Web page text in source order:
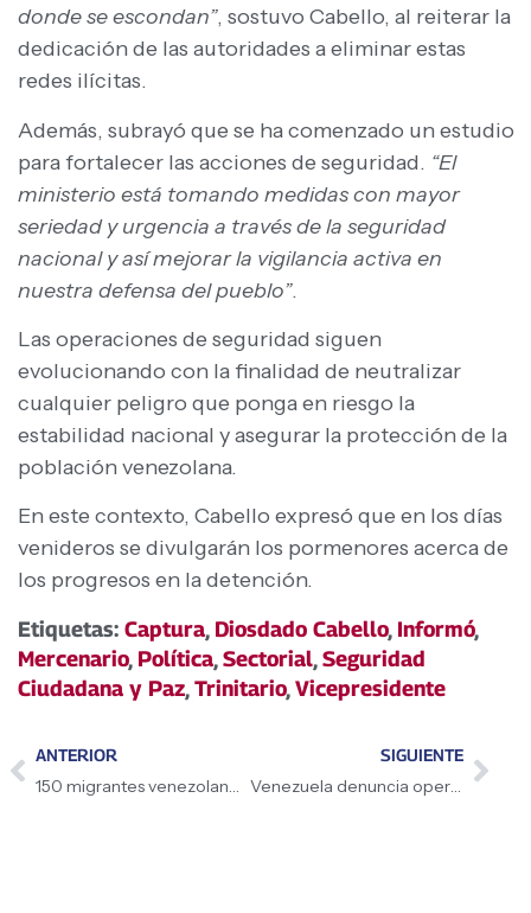
donde se escondan”, sostuvo Cabello, al reiterar la
dedicación de las autoridades a eliminar estas
redes ilícitas.
Además, subrayó que se ha comenzado un estudio
para fortalecer las acciones de seguridad. “El
ministerio está tomando medidas con mayor
seriedad y urgencia a través de la seguridad
nacional y así mejorar la vigilancia activa en
nuestra defensa del pueblo”.
Las operaciones de seguridad siguen
evolucionando con la finalidad de neutralizar
cualquier peligro que ponga en riesgo la
estabilidad nacional y asegurar la protección de la
población venezolana.
En este contexto, Cabello expresó que en los días
venideros se divulgarán los pormenores acerca de
los progresos en la detención.
Etiquetas: Captura, Diosdado Cabello, Informó,
Mercenario, Política,Sectorial,Seguridad
Ciudadana y Paz,Trinitario,Vicepresidente
ANTERIOR
150 migrantes venezolanos regresan a Venezuela
SIGUIENTE
Venezuela denuncia operación de odio del Gobierno de EEUU